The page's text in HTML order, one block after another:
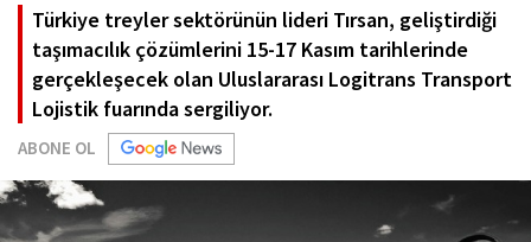
Türkiye treyler sektörünün lideri Tırsan, geliştirdiği
taşımacılık çözümlerini 15-17 Kasım tarihlerinde
gerçekleşecek olan Uluslararası Logitrans Transport
Lojistik fuarında sergiliyor.
ABONE OL